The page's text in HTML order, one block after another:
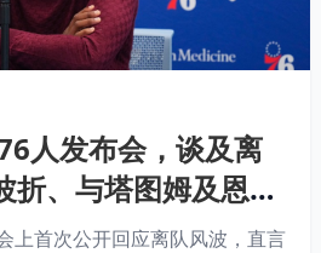
人发布会，谈及离
折、与塔图姆及恩比
上首次公开回应离队风波，直言